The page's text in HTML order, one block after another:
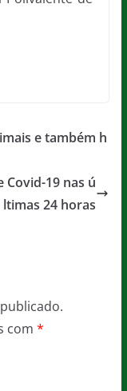
e também h
Covid-19 nas ú
ltimas 24 horas
com *